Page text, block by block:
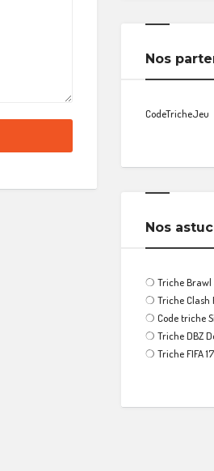
Nos
CodeTricheJeu
Nos
❍ Triche Brawl
❍ Triche Clash
❍ Code triche
❍ Triche DBZ
❍ Triche FIFA 17